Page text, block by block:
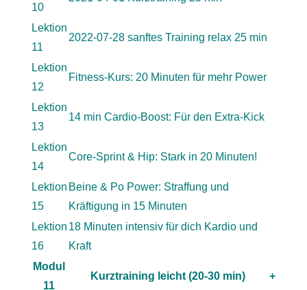
10
Lektion
11
2022-07-28 sanftes Training relax 25 min
Lektion
12
Fitness-Kurs: 20 Minuten für mehr Power
Lektion
13
14 min Cardio-Boost: Für den Extra-Kick
Lektion
14
Core-Sprint & Hip: Stark in 20 Minuten!
Lektion
15
Beine & Po Power: Straffung und
Kräftigung in 15 Minuten
Lektion
16
18 Minuten intensiv für dich Kardio und
Kraft
Modul
11
Kurztraining leicht (20-30 min) +